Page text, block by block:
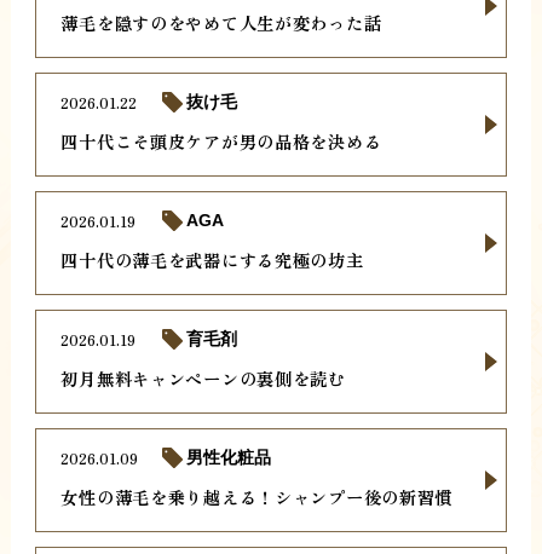
薄毛を隠すのをやめて人生が変わった話
四十代こそ頭皮ケアが男の品格を決める
2026.01.22 抜け毛
四十代の薄毛を武器にする究極の坊主
2026.01.19 AGA
初月無料キャンペーンの裏側を読む
2026.01.19 育毛剤
女性の薄毛を乗り越える！シャンプー後の新習慣
2026.01.09 男性化粧品